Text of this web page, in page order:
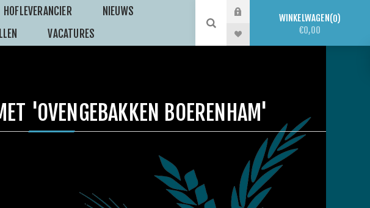
HOFLEVERANCIER
NIEUWS
VACATURES
WINKELWAGEN 0
€0,00
'OVENGEBAKKEN BOERENHAM'